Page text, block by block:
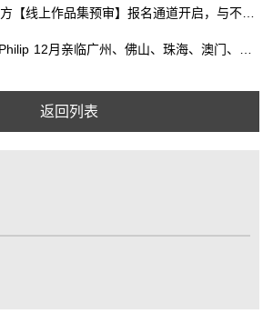
返回列表